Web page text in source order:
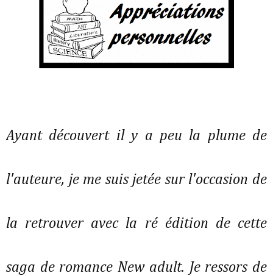
Ayant découvert il y a peu la plume de
l'auteure, je me suis jetée sur l'occasion de
la retrouver avec la ré édition de cette
saga de romance New adult. Je ressors de